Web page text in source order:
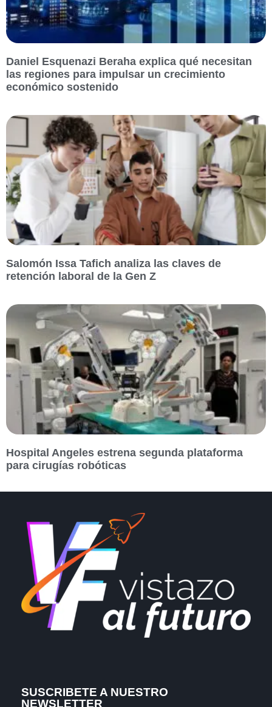
Daniel Esquenazi Beraha explica qué necesitan
las regiones para impulsar un crecimiento
económico sostenido
Salomón Issa Tafich analiza las claves de
retención laboral de la Gen Z
Hospital Angeles estrena segunda plataforma
para cirugías robóticas
SUSCRIBETE A NUESTRO
NEWSLETTER